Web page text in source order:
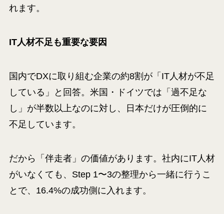
れます。
IT人材不足も重要な要因
国内でDXに取り組む企業の約8割が「IT人材が不足
している」と回答。米国・ドイツでは「過不足な
し」が半数以上なのに対し、日本だけが圧倒的に
不足しています。
だから「伴走者」の価値があります。社内にIT人材
がいなくても、Step 1〜3の整理から一緒に行うこ
とで、16.4%の成功側に入れます。